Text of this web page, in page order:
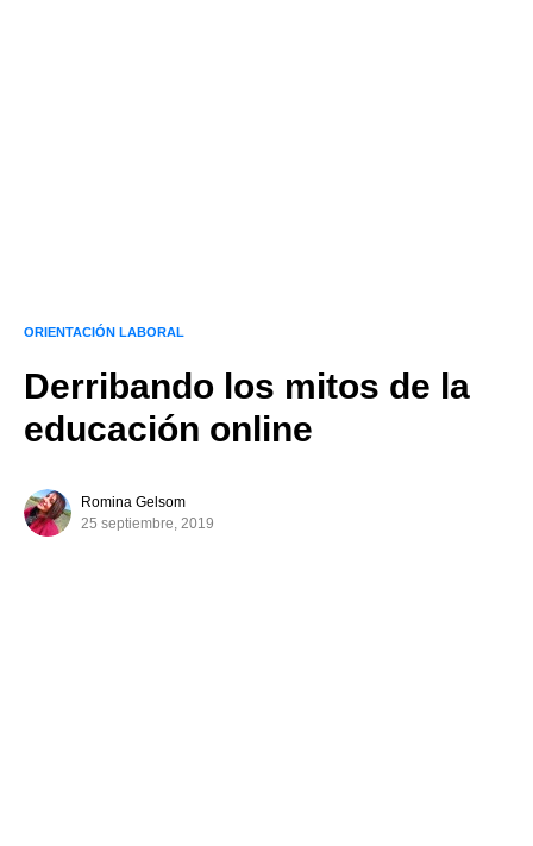
ORIENTACIÓN LABORAL
Derribando los mitos de la
educación online
Romina Gelsom
25 septiembre, 2019